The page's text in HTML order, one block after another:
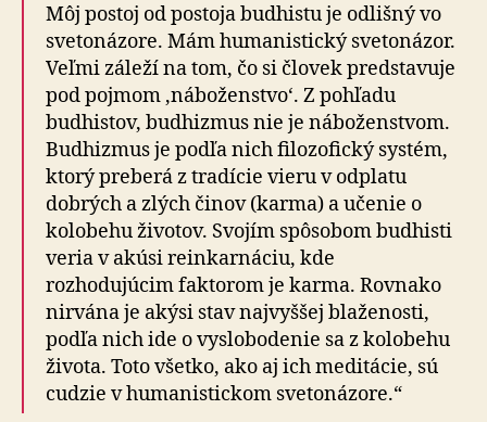
Môj postoj od postoja budhistu je odlišný vo
svetonázore. Mám humanistický svetonázor.
Veľmi záleží na tom, čo si človek predstavuje
pod pojmom ‚náboženstvo‘. Z pohľadu
budhistov, budhizmus nie je náboženstvom.
Budhizmus je podľa nich filozofický systém,
ktorý preberá z tradície vieru v odplatu
dobrých a zlých činov (karma) a učenie o
kolobehu životov. Svojím spôsobom budhisti
veria v akúsi reinkarnáciu, kde
rozhodujúcim faktorom je karma. Rovnako
nirvána je akýsi stav najvyššej blaženosti,
podľa nich ide o vyslobodenie sa z kolobehu
života. Toto všetko, ako aj ich meditácie, sú
cudzie v humanistickom svetonázore.“